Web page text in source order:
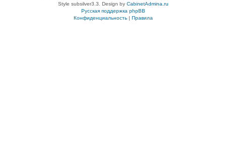
Style subsilver3.3. Design by CabinetAdmina.ru
Русская поддержка phpBB
Конфиденциальность| Правила